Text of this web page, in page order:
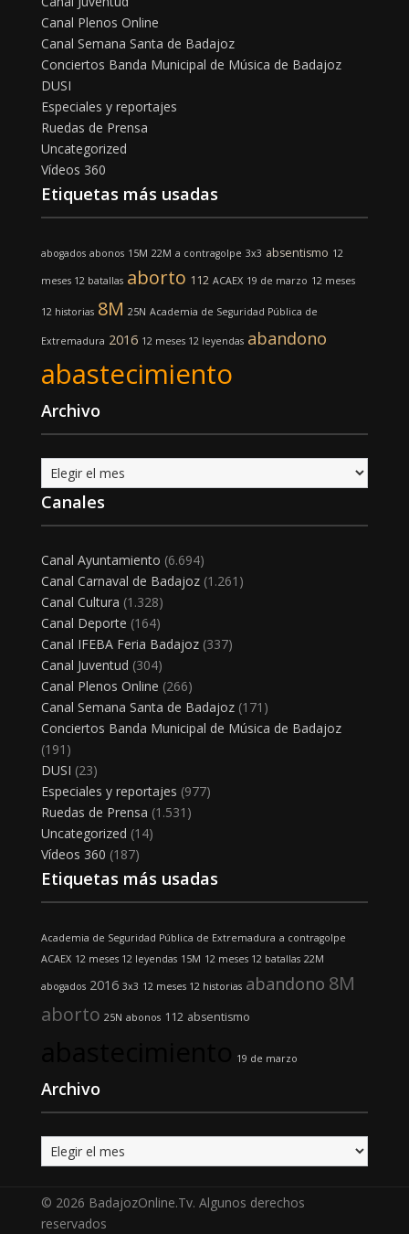
Canal Plenos Online
Canal Semana Santa de Badajoz
Conciertos Banda Municipal de Música de Badajoz
DUSI
Especiales y reportajes
Ruedas de Prensa
Uncategorized
Vídeos 360
Etiquetas más usadas
abogados abonos 15M 22M a contragolpe 3x3 absentismo 12
meses 12 batallas aborto 112 ACAEX 19 de marzo 12 meses
12 historias 8M 25N Academia de Seguridad Pública de
Extremadura 2016 12 meses 12 leyendas abandono
abastecimiento
Archivo
Archivo
Canales
Canal Ayuntamiento (6.694)
Canal Carnaval de Badajoz(1.261)
Canal Cultura (1.328)
Canal Deporte (164)
Canal IFEBA Feria Badajoz(337)
Canal Juventud (304)
Canal Plenos Online (266)
Canal Semana Santa de Badajoz(171)
Conciertos Banda Municipal de Música de Badajoz
(191)
DUSI (23)
Especiales y reportajes (977)
Ruedas de Prensa (1.531)
Uncategorized (14)
Vídeos 360 (187)
Etiquetas más usadas
Academia de Seguridad Pública de Extremadura a contragolpe
ACAEX 12 meses 12 leyendas 15M 12 meses 12 batallas 22M
abogados 2016 3x3 12 meses 12 historias abandono 8M
aborto 25N abonos 112 absentismo
19 de marzo
Archivo
Archivo
© 2026 BadajozOnline.Tv. Algunos derechos
reservados